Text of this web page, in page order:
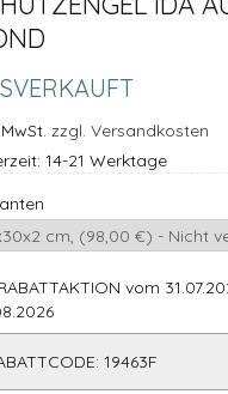
zzgl. Versandkosten
14-21 Werktage
vom
19463F